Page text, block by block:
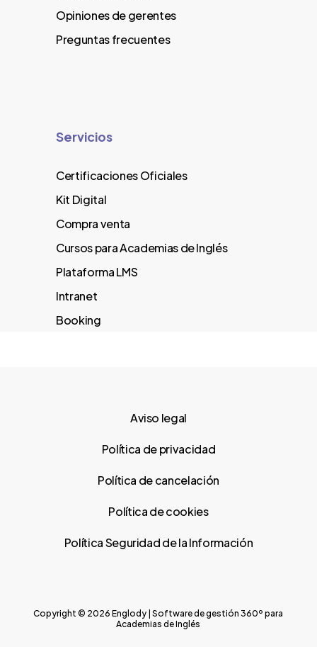
Opiniones de gerentes
Preguntas frecuentes
Servicios
Certificaciones Oficiales
Kit Digital
Compra venta
Cursos para Academias de Inglés
Plataforma LMS
Intranet
Booking
Copyright © 2026 Englody | Software de gestión 360º para
Academias de Inglés
Aviso legal
Política de privacidad
Política de cancelación
Política de cookies
Política Seguridad de la Información